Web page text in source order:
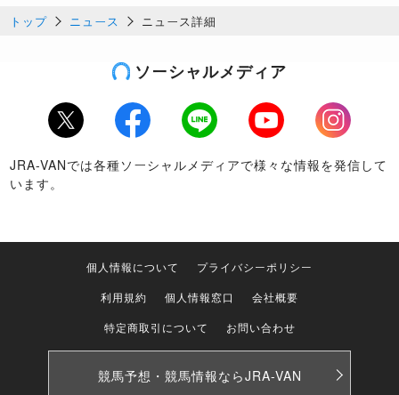
トップ ニュース ニュース詳細
ソーシャルメディア
Twitter Facebook LINE Youtube
Instagram
JRA-VANでは各種ソーシャルメディアで様々な情報を発信して
います。
個人情報について
プライバシーポリシー
利用規約
個人情報窓口
会社概要
特定商取引について
お問い合わせ
競馬予想・競馬情報ならJRA-VAN